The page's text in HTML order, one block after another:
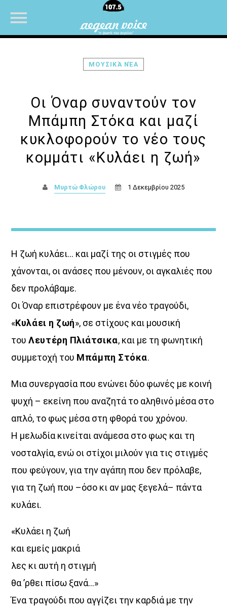
«Στο βάθος κήπος»
Ενημερωτική εκπομπή που φιλοδοξεί να δώσει στις
ειδήσεις την πραγματική τους διάσταση. Έτσι
ξεχωρίζοντας τα επουσιώδη απ’ τα ουσιώδη, με σεβασμό
στην δεοντολογία και την άποψη, ο πραγματικά
κερδισμένος, αλλά και σωστά εφοδιασμένος, είναι ο
ακροατής. Αυτό οφείλει να είναι άλλωστε και το μοναδικό
ζητούμενο της πραγματικής ενημέρωσης.Καθημερινά από
Δευτέρα έως Παρασκευή 08:30 – 10:00 στον Aegean Voice
107,5 με την Ειρήνη Προμπονά
UPCOMING SHOWS
ΜΟΥΣΙΚΆ ΝΈΑ
Οι Όναρ συναντούν τον
Μπάμπη Στόκα και μαζί
κυκλοφορούν το νέο τους
κομμάτι «Κυλάει η ζωή»
Μυρτώ Φλώρου 1 Δεκεμβρίου 2025
Η ζωή κυλάει… και μαζί της οι στιγμές που
χάνονται, οι ανάσες που μένουν, οι αγκαλιές που
δεν προλάβαμε.
Οι Όναρ επιστρέφουν με ένα νέο τραγούδι,
«Κυλάει η ζωή», σε στίχους και μουσική
τουΛευτέρη Πλιάτσικα, και με τη φωνητική
συμμετοχή του Μπάμπη Στόκα.
Μια συνεργασία που ενώνει δύο φωνές με κοινή
ψυχή – εκείνη που αναζητά το αληθινό μέσα στο
απλό, το φως μέσα στη φθορά του χρόνου.
Η μελωδία κινείται ανάμεσα στο φως και τη
νοσταλγία, ενώ οι στίχοι μιλούν για τις στιγμές
που φεύγουν, για την αγάπη που δεν πρόλαβε,
για τη ζωή που –όσο κι αν μας ξεγελά– πάντα
κυλάει.
«Κυλάει η ζωή
και εμείς μακριά
λες κι αυτή η στιγμή
θα ’ρθει πίσω ξανά…»
Ένα τραγούδι που αγγίζει την καρδιά με την